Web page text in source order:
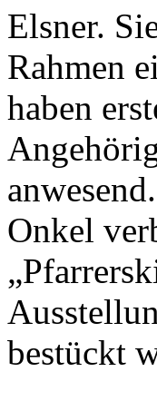
Elsner.
Rahmen
haben
Onkel
bestückt